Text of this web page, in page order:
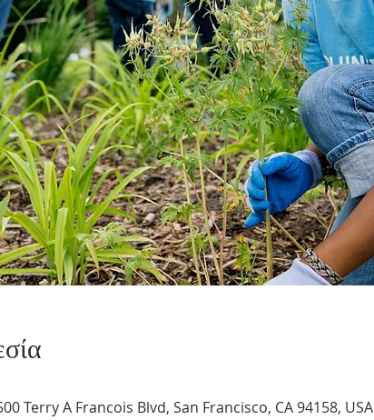
Terry A Francois Blvd, San Francisco, CA 94158, USA